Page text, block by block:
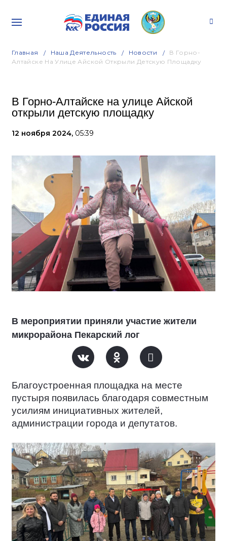
Главная Наша Деятельность Новости
В Горно-
Алтайске На Улице Айской Открыли Детскую Площадку
В Горно-Алтайске на улице Айской
открыли детскую площадку
12 ноября 2024, 05:39
В мероприятии приняли участие жители
микрорайона Пекарский лог
Благоустроенная площадка на месте
пустыря появилась благодаря совместным
усилиям инициативных жителей,
администрации города и депутатов.